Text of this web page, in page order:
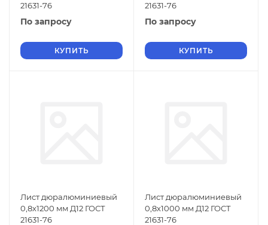
21631-76
По запросу
КУПИТЬ
21631-76
По запросу
КУПИТЬ
Лист дюралюминиевый
0,8х1200 мм Д12 ГОСТ
21631-76
Лист дюралюминиевый
0,8х1000 мм Д12 ГОСТ
21631-76